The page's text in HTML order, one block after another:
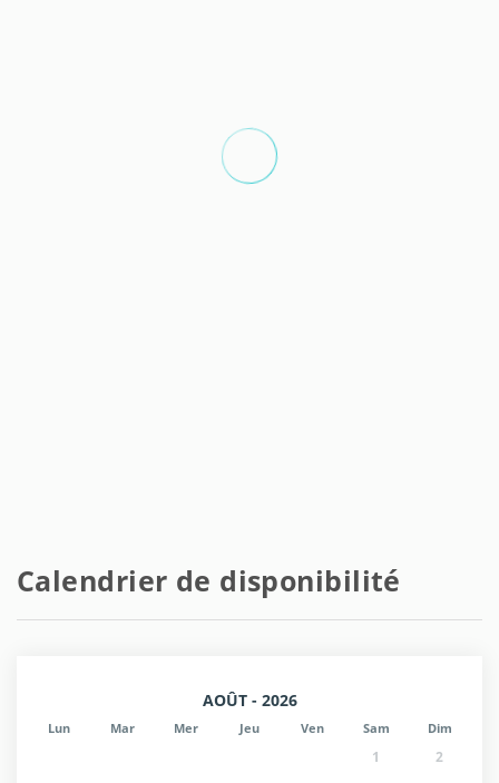
Calendrier de disponibilité
AOÛT - 2026
Lun Mar Mer Jeu Ven Sam Dim
1
2